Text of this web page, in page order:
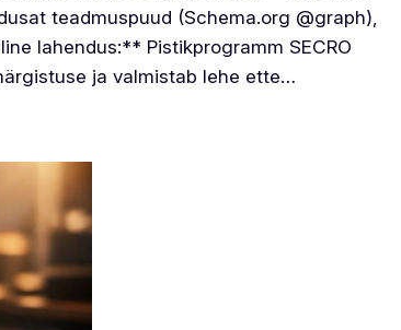
teadmuspuud (Schema.org @graph),
lahendus:** Pistikprogramm SECRO
ja valmistab lehe ette…